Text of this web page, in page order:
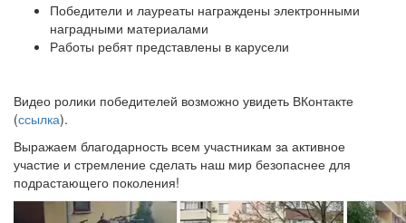
Победители и лауреаты награждены электронными
наградными материалами
Работы ребят представлены в карусели
Видео ролики победителей возможно увидеть ВКонтакте
(ссылка).
Выражаем благодарность всем участникам за активное
участие и стремление сделать наш мир безопаснее для
подрастающего поколения!